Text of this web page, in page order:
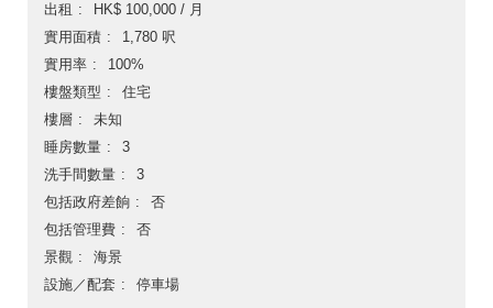
出租
HK$ 100,000 / 月
實用面積
1,780 呎
實用率
100%
樓盤類型
住宅
樓層
未知
睡房數量
3
洗手間數量
3
包括政府差餉
否
包括管理費
否
景觀
海景
設施／配套
停車場